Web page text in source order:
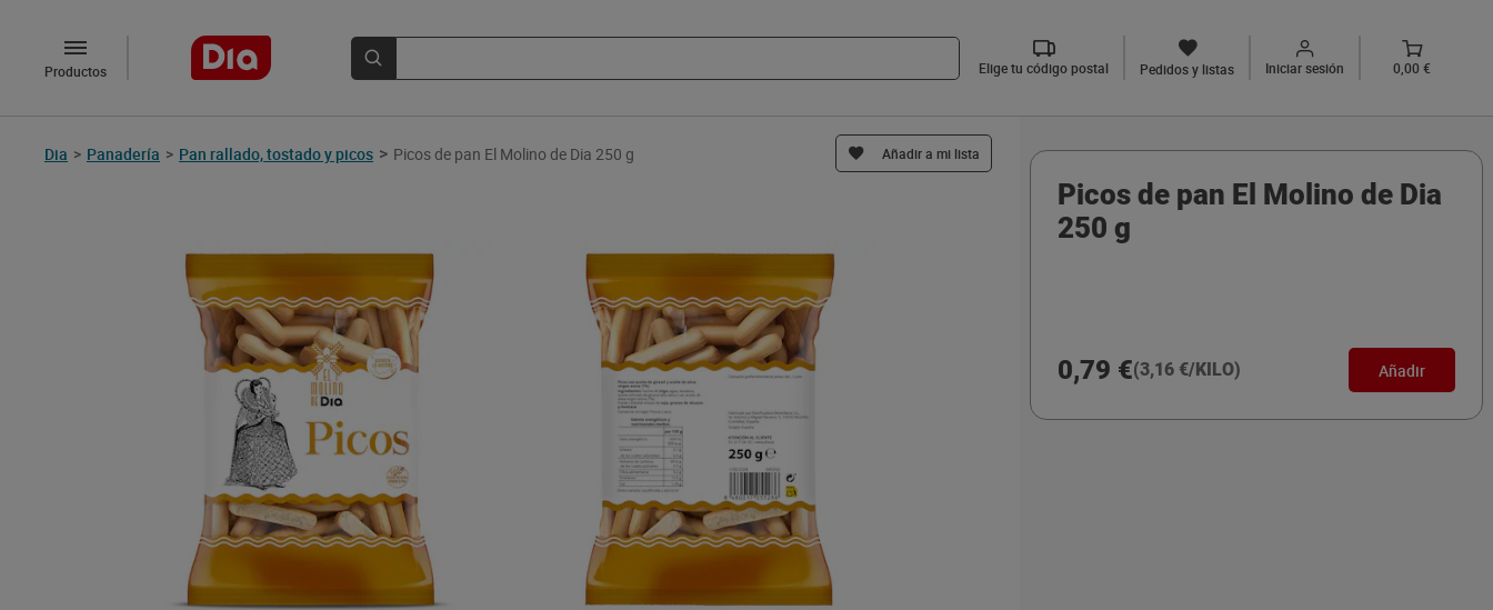
Productos Elige tu código postal Pedidos y listas Iniciar sesión 0,00 €
Dia > Panadería > Pan rallado, tostado y picos > Picos de pan El Molino de Dia 250 g Añadir a mi lista
Picos de pan El Molino de Dia
250 g
0,79 €(3,16 €/KILO) Añadir